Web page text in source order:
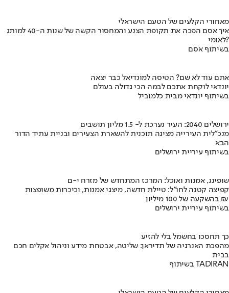
מאחורי הקלעים של הטעם הישראלי
איך אסם הפכה את תקופת הצנע והמחסור הקשה של שנות ה-40 למותג
לאומי?
בשיתוף אסם
אתם עוד לא שם? הטיסה למונדיאל כבר יצאה
יונדאי לוקחת אתכם לבמה הכי גדולה בעולם
בשיתוף יונדאי מבית כלמוביל
ירושלים 2040: העיר נערכת ל- 1.5 מליון תושבים
מנכ"לית העירייה מציגה תוכנית להשארת הצעירים ובניית עתיד הדור
הבא
בשיתוף עיריית ירושלים
שופינג, אמנות ואוכל: המרכז המתחדש של מזרח י-ם
קפיצה קטנה לחו"ל: טיילת חדשה, מיצגי אמנות, וכיכרות משופצות
בהשקעה של 100 מיליון ₪
בשיתוף עיריית ירושלים
כך תחסכו בחשמל בלי להזיע
מהפכת האנרגיה של תדיראן: שליטה, אבטחת מידע וניהול אקלים חכם
בבית
בשיתוף TADIRAN